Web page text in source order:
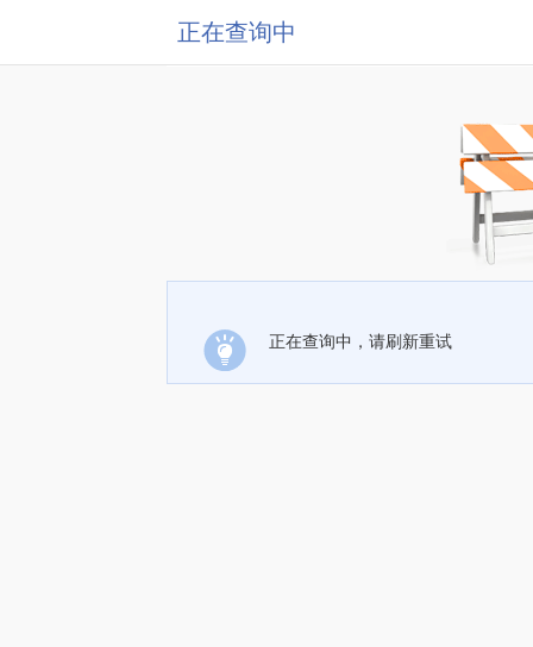
正在查询中
正在查询中，请刷新重试